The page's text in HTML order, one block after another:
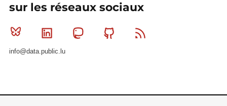
sur les réseaux sociaux
Bluesky Linkedin MastodonGithub
info@data.public.lu